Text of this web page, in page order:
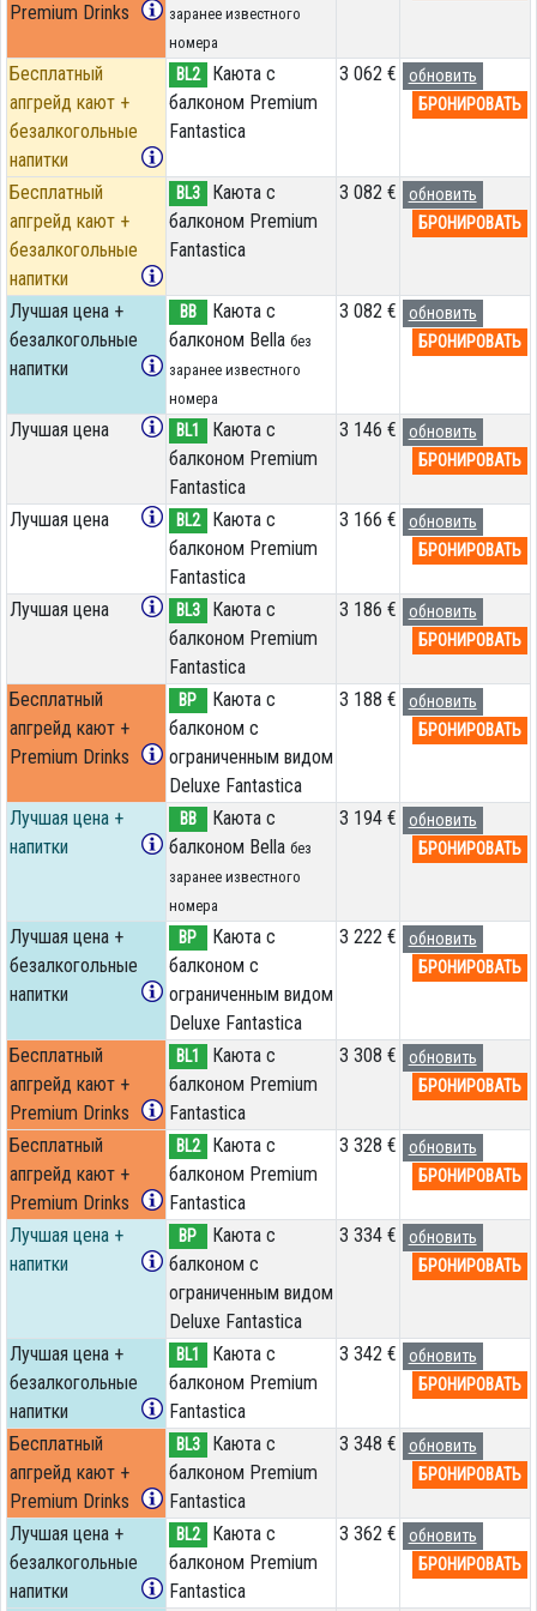
Premium Drinks
заранее известного
номера
Бесплатный
апгрейд кают +
безалкогольные
напитки
BL2
Каюта с
балконом Premium
Fantastica
3 062 €
обновить
БРОНИРОВАТЬ
Бесплатный
апгрейд кают +
безалкогольные
напитки
BL3
Каюта с
балконом Premium
Fantastica
3 082 €
обновить
БРОНИРОВАТЬ
Лучшая цена +
безалкогольные
напитки
BB
Каюта с
балконом Bella без
заранее известного
номера
3 082 €
обновить
БРОНИРОВАТЬ
Лучшая цена BL1
Каюта с
балконом Premium
Fantastica
3 146 €
обновить
БРОНИРОВАТЬ
Лучшая цена BL2
Каюта с
балконом Premium
Fantastica
3 166 €
обновить
БРОНИРОВАТЬ
Лучшая цена BL3
Каюта с
балконом Premium
Fantastica
3 186 €
обновить
БРОНИРОВАТЬ
Бесплатный
апгрейд кают +
Premium Drinks
BP
Каюта с
балконом c
ограниченным видом
Deluxe Fantastica
3 188 €
обновить
БРОНИРОВАТЬ
Лучшая цена +
напитки
BB
Каюта с
балконом Bella без
заранее известного
номера
3 194 €
обновить
БРОНИРОВАТЬ
Лучшая цена +
безалкогольные
напитки
BP
Каюта с
балконом c
ограниченным видом
Deluxe Fantastica
3 222 €
обновить
БРОНИРОВАТЬ
Бесплатный
апгрейд кают +
Premium Drinks
BL1
Каюта с
балконом Premium
Fantastica
3 308 €
обновить
БРОНИРОВАТЬ
Бесплатный
апгрейд кают +
Premium Drinks
BL2
Каюта с
балконом Premium
Fantastica
3 328 €
обновить
БРОНИРОВАТЬ
Лучшая цена +
напитки
BP
Каюта с
балконом c
ограниченным видом
Deluxe Fantastica
3 334 €
обновить
БРОНИРОВАТЬ
Лучшая цена +
безалкогольные
напитки
BL1
Каюта с
балконом Premium
Fantastica
3 342 €
обновить
БРОНИРОВАТЬ
Бесплатный
апгрейд кают +
Premium Drinks
BL3
Каюта с
балконом Premium
Fantastica
3 348 €
обновить
БРОНИРОВАТЬ
Лучшая цена +
безалкогольные
напитки
BL2
Каюта с
балконом Premium
Fantastica
3 362 €
обновить
БРОНИРОВАТЬ